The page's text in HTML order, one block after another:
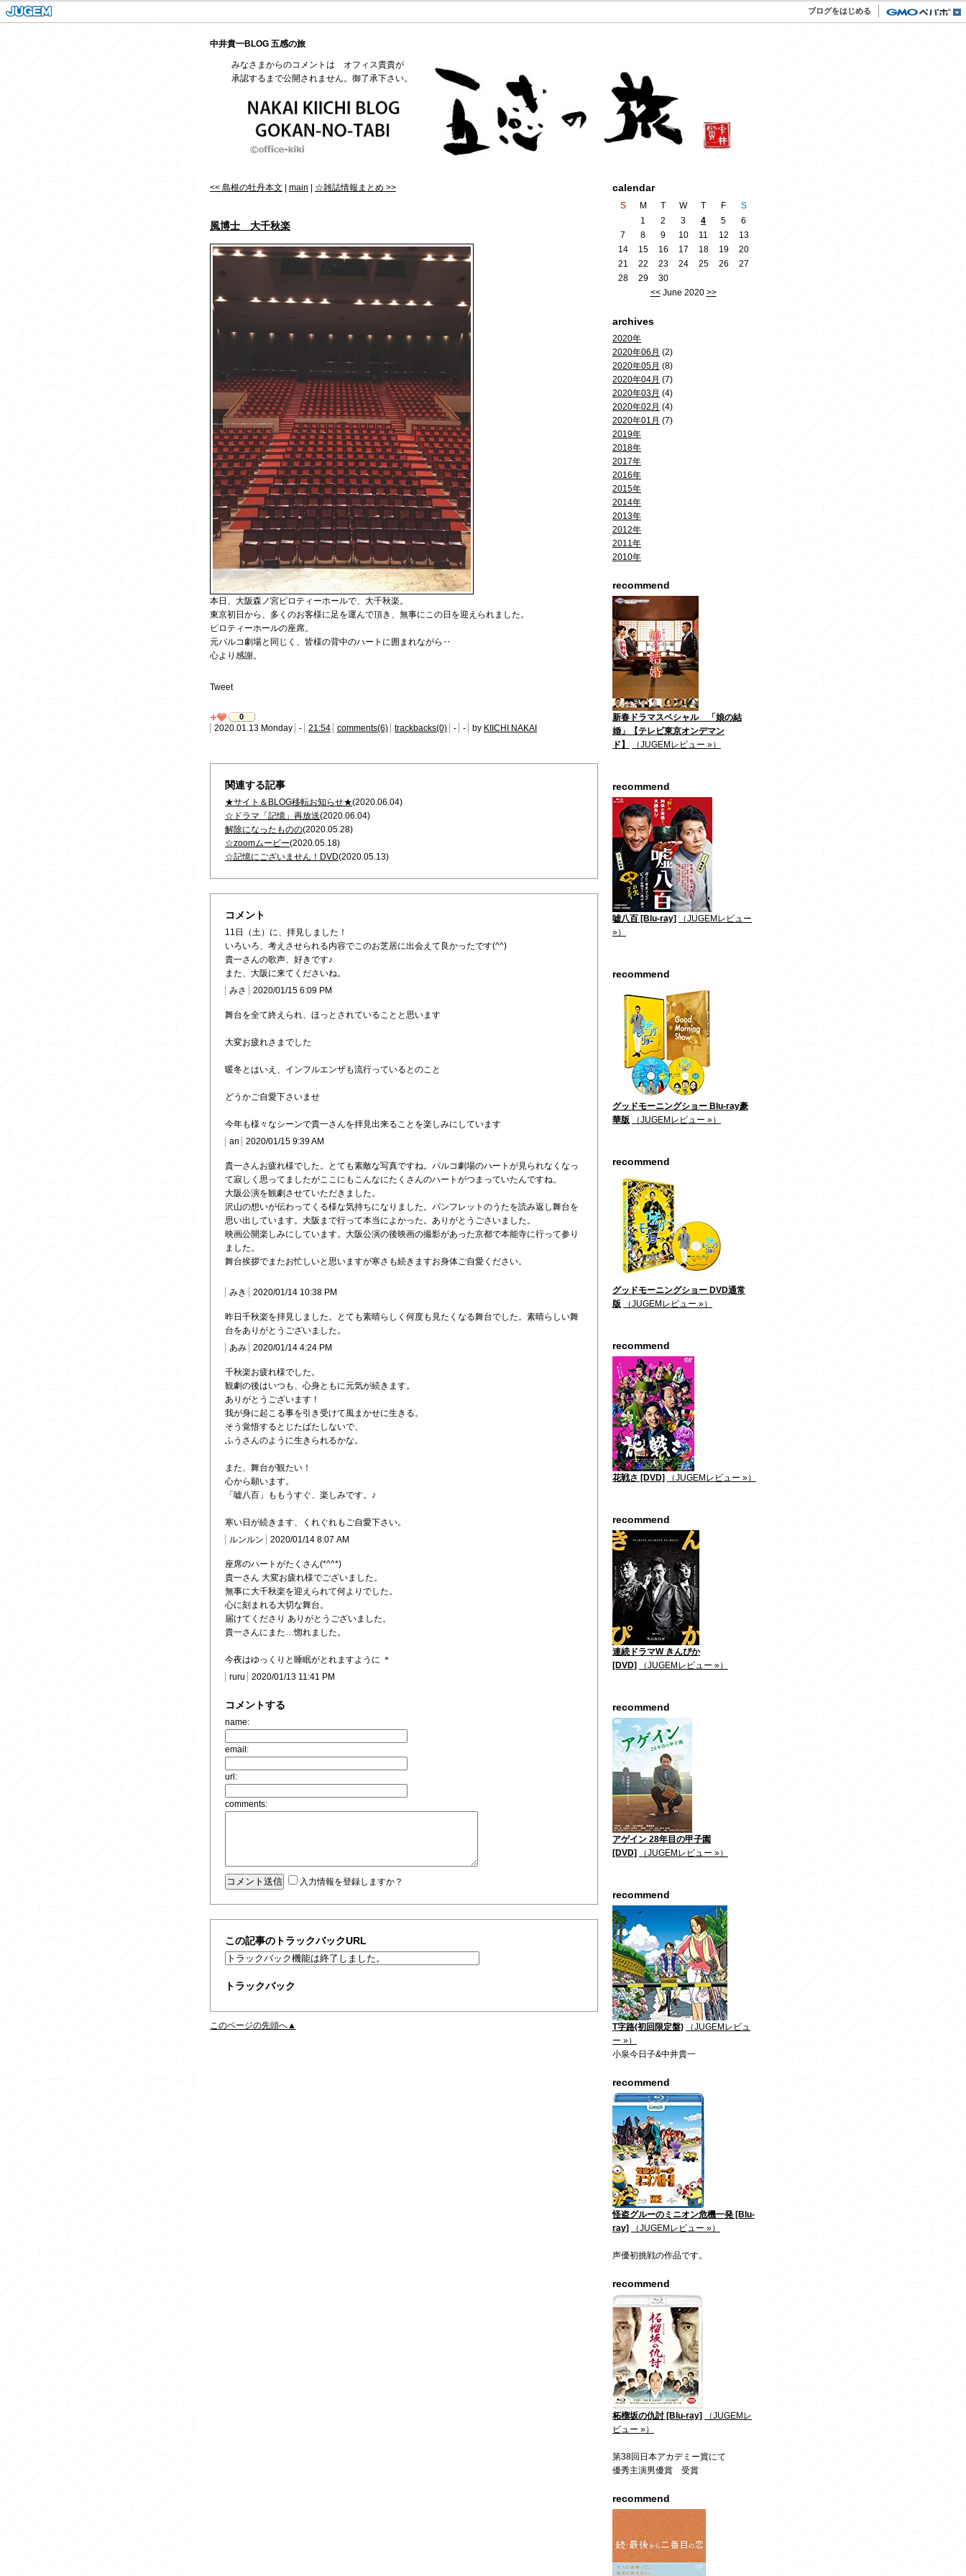
ブログをはじめる
中井貴一BLOG 五感の旅
みなさまからのコメントは オフィス貴貴が
承認するまで公開されません。御了承下さい。
<< 島根の牡丹本文 main ☆雑誌情報まとめ >>
風博士 大千秋楽
本日、大阪森ノ宮ピロティーホールで、大千秋楽。
東京初日から、多くのお客様に足を運んで頂き、無事にこの日を迎えられました。
ピロティーホールの座席。
元パルコ劇場と同じく、皆様の背中のハートに囲まれながら‥
心より感謝。
Tweet
0
2020.01.13 Monday - 21:54 comments(6) trackbacks(0) - - by KIICHI NAKAI
関連する記事
★サイト＆BLOG移転お知らせ★(2020.06.04)
☆ドラマ「記憶」再放送(2020.06.04)
解除になったものの(2020.05.28)
☆zoomムービー(2020.05.18)
☆記憶にございません！DVD(2020.05.13)
コメント
11日（土）に、拝見しました！
いろいろ、考えさせられる内容でこのお芝居に出会えて良かったです(^^)
貴一さんの歌声、好きです♪
また、大阪に来てくださいね。
みさ
2020/01/15 6:09 PM
舞台を全て終えられ、ほっとされていることと思います
大変お疲れさまでした
暖冬とはいえ、インフルエンザも流行っているとのこと
どうかご自愛下さいませ
今年も様々なシーンで貴一さんを拝見出来ることを楽しみにしています
an
2020/01/15 9:39 AM
貴一さんお疲れ様でした。とても素敵な写真ですね。パルコ劇場のハートが見られなくなっ
て寂しく思ってましたがここにもこんなにたくさんのハートがつまっていたんですね。
大阪公演を観劇させていただきました。
沢山の想いが伝わってくる様な気持ちになりました。パンフレットのうたを読み返し舞台を
思い出しています。大阪まで行って本当によかった。ありがとうごさいました。
映画公開楽しみにしています。大阪公演の後映画の撮影があった京都で本能寺に行って参り
ました。
舞台挨拶でまたお忙しいと思いますが寒さも続きますお身体ご自愛ください。
みき 2020/01/14 10:38 PM
昨日千秋楽を拝見しました。とても素晴らしく何度も見たくなる舞台でした。素晴らしい舞
台をありがとうございました。
あみ
2020/01/14 4:24 PM
千秋楽お疲れ様でした。
観劇の後はいつも、心身ともに元気が続きます。
ありがとうございます！
我が身に起こる事を引き受けて風まかせに生きる。
そう覚悟するとじたばたしないで、
ふうさんのように生きられるかな。
また、舞台が観たい！
心から願います。
「嘘八百」ももうすぐ、楽しみです。♪
寒い日が続きます、くれぐれもご自愛下さい。
ルンルン
2020/01/14 8:07 AM
座席のハートがたくさん(*^^*)
貴一さん 大変お疲れ様でございました。
無事に大千秋楽を迎えられて何よりでした。
心に刻まれる大切な舞台。
届けてくださり ありがとうございました。
貴一さんにまた…惚れました。
今夜はゆっくりと睡眠がとれますように ＊
ruru
2020/01/13 11:41 PM
コメントする
name:
email:
url:
comments:
入力情報を登録しますか？
この記事のトラックバックURL
トラックバック
このページの先頭へ▲
calendar
S M T W T F
S
1
2 3 4 5
6
7
8 9 10 11 12
13
14
15 16 17 18 19
20
21
22 23 24 25 26
27
28
29
30
<<June 2020 >>
archives
2020年
2020年06月 (2)
2020年05月 (8)
2020年04月 (7)
2020年03月 (4)
2020年02月 (4)
2020年01月 (7)
2019年
2018年
2017年
2016年
2015年
2014年
2013年
2012年
2011年
2010年
recommend
新春ドラマスペシャル 「娘の結
婚」【テレビ東京オンデマン
ド】
（JUGEMレビュー »）
recommend
嘘八百 [Blu-ray]
（JUGEMレビュー
»）
recommend
グッドモーニングショー Blu-ray豪
華版
（JUGEMレビュー »）
recommend
グッドモーニングショー DVD通常
版
（JUGEMレビュー »）
recommend
花戦さ [DVD] （JUGEMレビュー »）
recommend
連続ドラマW きんぴか
[DVD]
（JUGEMレビュー »）
recommend
アゲイン 28年目の甲子園
[DVD]
（JUGEMレビュー »）
recommend
T字路(初回限定盤)
（JUGEMレビュ
ー »）
小泉今日子&中井貴一
recommend
怪盗グルーのミニオン危機一発 [Blu-
ray]
（JUGEMレビュー »）
声優初挑戦の作品です。
recommend
柘榴坂の仇討 [Blu-ray]
（JUGEMレ
ビュー »）
第38回日本アカデミー賞にて
優秀主演男優賞 受賞
recommend